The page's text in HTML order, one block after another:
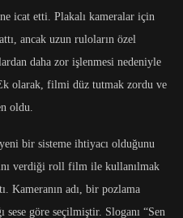
icat etti. Plakalı kameralar için
ancak uzun ruloların özel
daha zor işlenmesi nedeniyle
olarak, filmi düz tutmak zordu ve
oldu.
bir sisteme ihtiyacı olduğunu
verdiği roll film ile kullanılmak
Kameranın adı, bir pozlama
sese göre seçilmiştir. Sloganı “Sen